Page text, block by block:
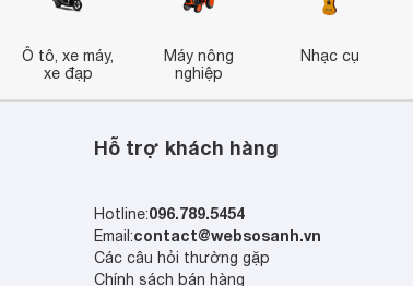
Ô tô, xe máy,
xe đạp
Máy nông
nghiệp
Nhạc cụ
Hỗ trợ khách hàng
Hotline:096.789.5454
Email:contact@websosanh.vn
Các câu hỏi thường gặp
Chính sách bán hàng